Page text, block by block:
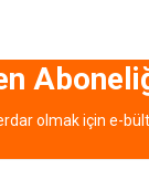
olmak için e-